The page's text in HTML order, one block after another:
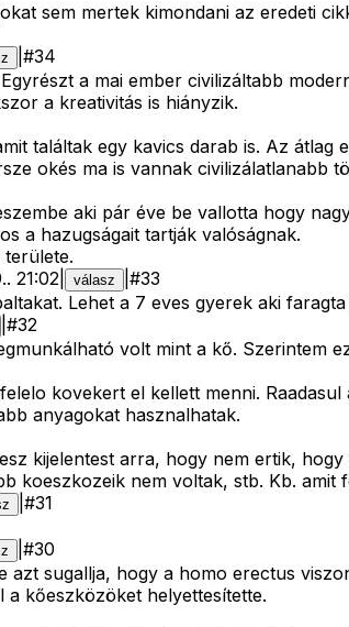
sem mertek kimondani az eredeti
#34
a mai ember civilizáltabb
a kreativitás is hiányzik.
találtak egy kavics darab is. Az
okés ma is vannak civilizálatlanabb
aki pár éve be vallotta hogy
a hazugságait tartják valóságnak.
területe.
. 21:02 válasz #33
Lehet a 7 eves gyerek aki
#32
volt mint a kő. Szerintem
kovekert el kellett menni.
anyagokat hasznalhatak.
kijelentest arra, hogy nem ertik,
koeszkozeik nem voltak, stb. Kb.
#31
#30
azt sugallja, hogy a homo erectus
kőeszközöket helyettesítette.